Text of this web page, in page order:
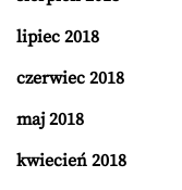
lipiec 2018
czerwiec 2018
maj 2018
kwiecień 2018